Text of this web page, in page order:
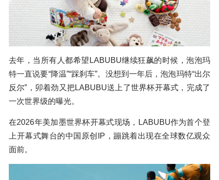
去年，当所有人都希望LABUBU继续狂飙的时候，泡泡玛
特一直说要“降温”“踩刹车”。没想到一年后，泡泡玛特“出尔
反尔”，卯着劲又把LABUBU送上了世界杯开幕式，完成了
一次世界级的曝光。
在2026年美加墨世界杯开幕式现场，LABUBU作为首个登
上开幕式舞台的中国原创IP，蹦跳着出现在全球数亿观众
面前。